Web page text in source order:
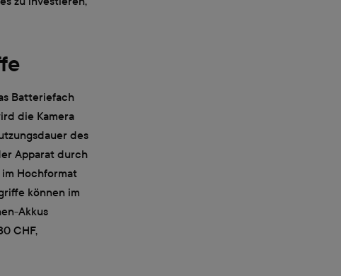
Batteriefach
die Kamera
des
Apparat durch
Hochformat
können im
Akkus
CHF,